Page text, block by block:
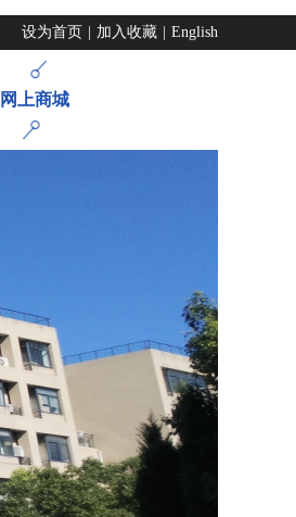
网上商城
设为首页 加入收藏 English